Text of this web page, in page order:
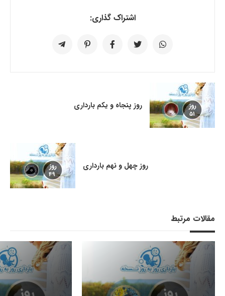
اشتراک گذاری:
روز پنجاه و یکم بارداری
روز چهل و نهم بارداری
مقالات مرتبط